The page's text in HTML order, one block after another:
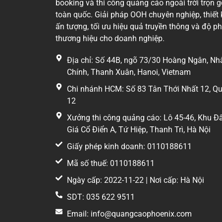
Vì sao doanh nghiệp lựa chọn vị trí
Điểm nổi bật của pano Kim Ngưu – Minh
Ngoài dòng xe lưu thông trên trục Minh Khai
đến các bệnh viện, nhân viên văn phòng và
Nhờ nằm trên tuyến đường có mật độ giao
lần bởi cùng một nhóm khách hàng, góp
Lợi thế truyền thông của pano
Thay vì chỉ dựa vào lưu lượng phương tiện, vị
dịch vụ công cộng và hệ thống giao thông liên
Với diện tích 51,6 m², pano đủ lớn để truyền
quảng bá kéo dài từ vài tháng đến một năm.
Phù hợp với những lĩnh vực nào?
Pano Kim Ngưu – Minh Khai có thể đáp ứng
booking và thi công quảng cáo ngoài trời trọn
toàn quốc. Giải pháp OOH chuyên nghiệp, thiết
ấn tượng, tối ưu hiệu quả truyền thông và độ
thương hiệu cho doanh nghiệp.
Địa chỉ: Số 44B, ngõ 73/30 Hoàng Ngân,
Chính, Thanh Xuân, Hanoi, Vietnam
Chi nhánh HCM: Số 83 Tân Thới Nhất 12,
12
Xưởng thi công quảng cáo: Lô 45-46, Khu
Giá Cổ Điển A, Tứ Hiệp, Thanh Trì, Hà Nội
Giấy phép kinh doanh: 0110188611
Mã số thuế: 0110188611
Ngày cấp: 2022-11-22 | Nơi cấp: Hà Nội
SDT: 035 622 9511
Email: info@quangcaophoenix.com